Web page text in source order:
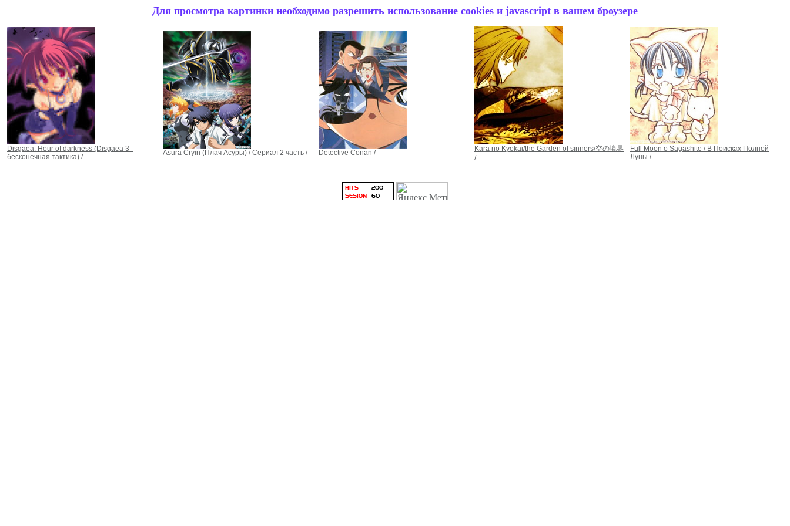
Для просмотра картинки необходимо разрешить использование cookies и javascript в вашем броузере
Disgaea: Hour of darkness (Disgaea 3 -
бесконечная тактика) /
Asura Cryin (Плач Асуры) / Сериал 2 часть / Detective Conan /
Kara no Kyokai/the Garden of sinners/空の境界
/
Full Moon o Sagashite / В Поисках Полной
Луны /